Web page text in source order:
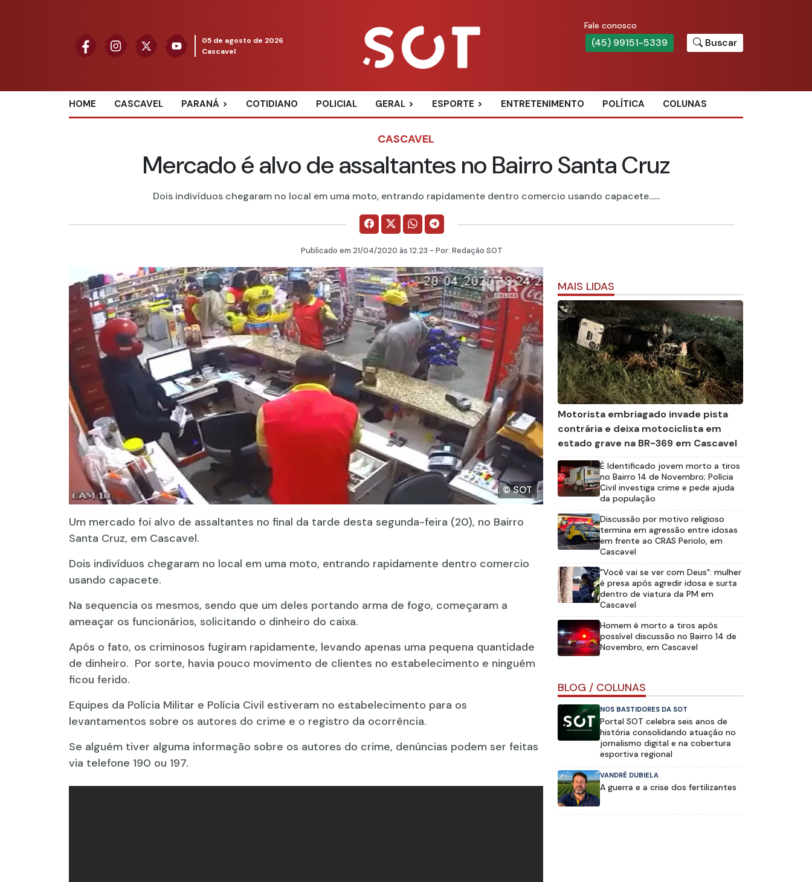
05 de agosto de 2026
Cascavel
Fale conosco
(45) 99151-5339 Buscar
HOME CASCAVEL PARANÁ COTIDIANO POLICIAL GERAL ESPORTE ENTRETENIMENTO POLÍTICA COLUNAS
CASCAVEL
Mercado é alvo de assaltantes no Bairro Santa Cruz
Dois indivíduos chegaram no local em uma moto, entrando rapidamente dentro comercio usando capacete......
Publicado em 21/04/2020 às 12:23 - Por: Redação SOT
© SOT
Um mercado foi alvo de assaltantes no final da tarde desta segunda-feira (20), no Bairro
Santa Cruz, em Cascavel.
Dois indivíduos chegaram no local em uma moto, entrando rapidamente dentro comercio
usando capacete.
Na sequencia os mesmos, sendo que um deles portando arma de fogo, começaram a
ameaçar os funcionários, solicitando o dinheiro do caixa.
Após o fato, os criminosos fugiram rapidamente, levando apenas uma pequena quantidade
de dinheiro. Por sorte, havia pouco movimento de clientes no estabelecimento e ninguém
ficou ferido.
Equipes da Polícia Militar e Polícia Civil estiveram no estabelecimento para os
levantamentos sobre os autores do crime e o registro da ocorrência.
Se alguém tiver alguma informação sobre os autores do crime, denúncias podem ser feitas
via telefone 190 ou 197.
MAIS LIDAS
Motorista embriagado invade pista
contrária e deixa motociclista em
estado grave na BR-369 em Cascavel
É Identificado jovem morto a tiros
no Bairro 14 de Novembro; Polícia
Civil investiga crime e pede ajuda
da população
Discussão por motivo religioso
termina em agressão entre idosas
em frente ao CRAS Periolo, em
Cascavel
"Você vai se ver com Deus": mulher
é presa após agredir idosa e surta
dentro de viatura da PM em
Cascavel
Homem é morto a tiros após
possível discussão no Bairro 14 de
Novembro, em Cascavel
BLOG / COLUNAS
NOS BASTIDORES DA SOT
Portal SOT celebra seis anos de
história consolidando atuação no
jornalismo digital e na cobertura
esportiva regional
VANDRÉ DUBIELA
A guerra e a crise dos fertilizantes